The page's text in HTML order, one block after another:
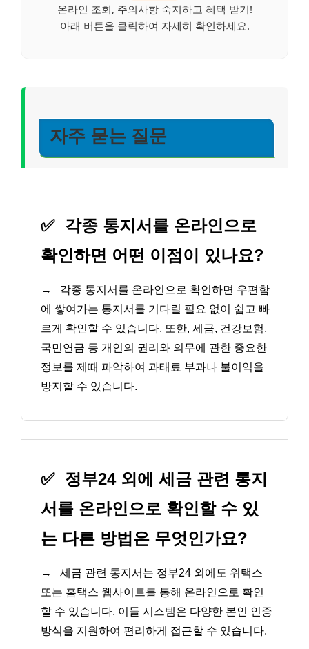
온라인 조회, 주의사항 숙지하고 혜택 받기!
아래 버튼을 클릭하여 자세히 확인하세요.
자주 묻는 질문
✅ 각종 통지서를 온라인으로
확인하면 어떤 이점이 있나요?
→
각종 통지서를 온라인으로 확인하면 우편함
에 쌓여가는 통지서를 기다릴 필요 없이 쉽고 빠
르게 확인할 수 있습니다. 또한, 세금, 건강보험,
국민연금 등 개인의 권리와 의무에 관한 중요한
정보를 제때 파악하여 과태료 부과나 불이익을
방지할 수 있습니다.
✅ 정부24 외에 세금 관련 통지
서를 온라인으로 확인할 수 있
는 다른 방법은 무엇인가요?
→
세금 관련 통지서는 정부24 외에도 위택스
또는 홈택스 웹사이트를 통해 온라인으로 확인
할 수 있습니다. 이들 시스템은 다양한 본인 인증
방식을 지원하여 편리하게 접근할 수 있습니다.